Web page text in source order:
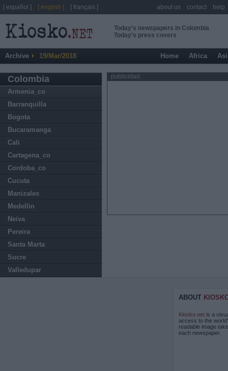
Today's newspapers in Colombia
Today's press covers
Archive 19/Mar/2018 Home Africa
Colombia
Armenia_co
Barranquilla
Bogota
Bucaramanga
Cali
Cartagena_co
Cordoba_co
Cucuta
Manizales
Medellin
Neiva
Pereira
Santa Marta
Sucre
Valledupar
publicidad
ABOUT
Kiosko.net is a
access to the
readable image
each newspaper.
[ español ] [ english ] [ français ] about us contact help